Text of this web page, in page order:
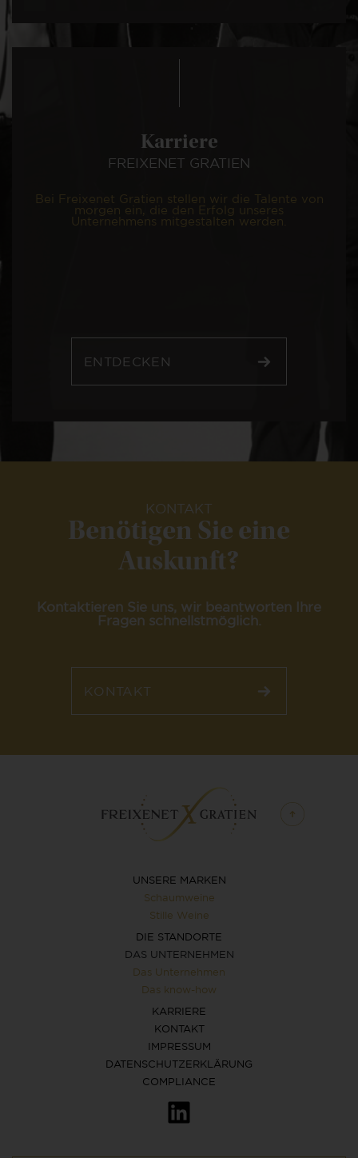
Karriere
FREIXENET GRATIEN
Bei Freixenet Gratien stellen wir die Talente von
morgen ein, die den Erfolg unseres
Unternehmens mitgestalten werden.
ENTDECKEN
KONTAKT
Benötigen Sie eine
Auskunft?
Kontaktieren Sie uns, wir beantworten Ihre
Fragen schnellstmöglich.
KONTAKT
UNSERE MARKEN
Schaumweine
Stille Weine
DIE STANDORTE
DAS UNTERNEHMEN
Das Unternehmen
Das know-how
KARRIERE
KONTAKT
IMPRESSUM
DATENSCHUTZERKLÄRUNG
COMPLIANCE